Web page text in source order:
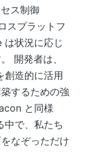
ス制御
スプラットフ
は状況に応じ
開発者は、
創造的に活用
するための強
と同様
で、私たち
なぞっただけ